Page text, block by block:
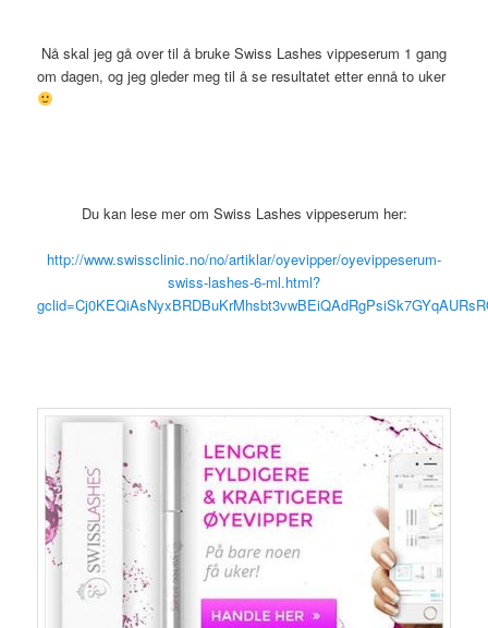
Nå skal jeg gå over til å bruke Swiss Lashes vippeserum 1 gang
om dagen, og jeg gleder meg til å se resultatet etter ennå to uker
Du kan lese mer om Swiss Lashes vippeserum her:
http://www.swissclinic.no/no/artiklar/oyevipper/oyevippeserum-
swiss-lashes-6-ml.html?